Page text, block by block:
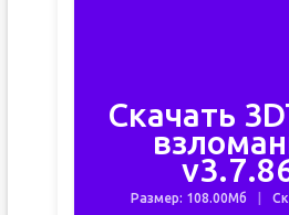
Скачать
Размер: 108.00Мб